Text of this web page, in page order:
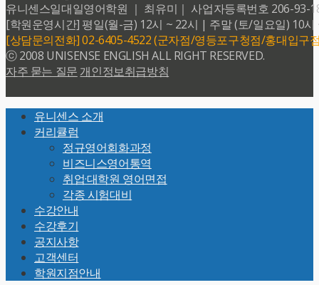
유니센스일대일영어학원 ｜ 최유미｜ 사업자등록번호 206-93-
[학원운영시간] 평일(월-금) 12시 ~ 22시 | 주말 (토/일요일) 10시
[상담문의전화] 02-6405-4522 (군자점/영등포구청점/홍대입구
ⓒ 2008 UNISENSE ENGLISH ALL RIGHT RESERVED.
자주 묻는 질문 개인정보취급방침
Top
유니센스 소개
커리큘럼
정규영어회화과정
비즈니스영어통역
취업·대학원 영어면접
각종 시험대비
수강안내
수강후기
공지사항
고객센터
학원지점안내